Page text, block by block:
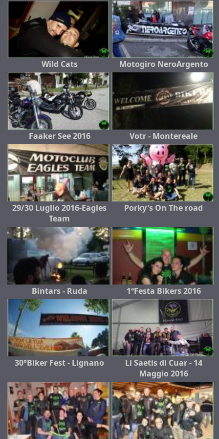
Wild Cats Motogiro NeroArgento
Faaker See 2016 Votr - Montereale
29/30 Luglio 2016-Eagles
Team
Porky's On The road
Bintars - Ruda 1ªFesta Bikers 2016
30°Biker Fest - Lignano
Li Saetis di Cuar - 14
Maggio 2016